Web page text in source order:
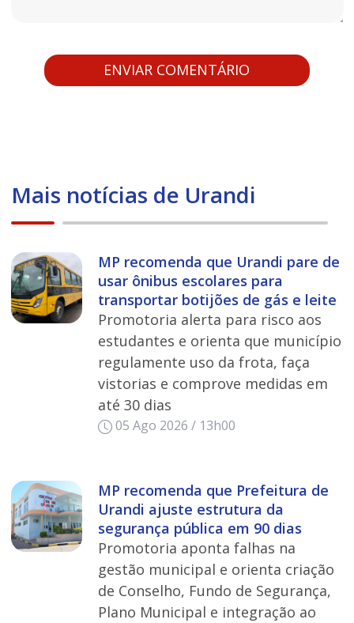
Mais notícias de Urandi
MP recomenda que Urandi pare de
usar ônibus escolares para
transportar botijões de gás e leite
Promotoria alerta para risco aos
estudantes e orienta que município
regulamente uso da frota, faça
vistorias e comprove medidas em
até 30 dias
05 Ago 2026 / 13h00
MP recomenda que Prefeitura de
Urandi ajuste estrutura da
segurança pública em 90 dias
Promotoria aponta falhas na
gestão municipal e orienta criação
de Conselho, Fundo de Segurança,
Plano Municipal e integração ao